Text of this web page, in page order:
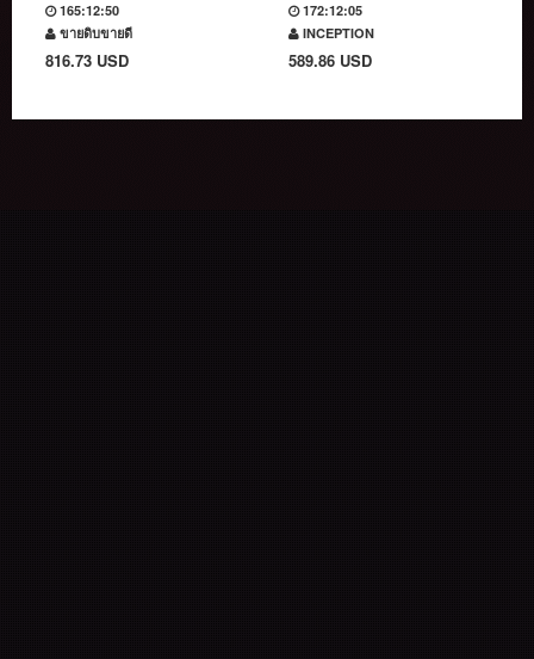
165:12:50
ขายดิบขายดี
816.73 USD
172:12:05
INCEPTION
589.86 USD